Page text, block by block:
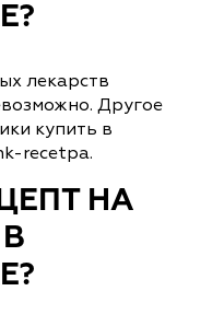
лекарств
Другое
купить в
recetpa.
НА